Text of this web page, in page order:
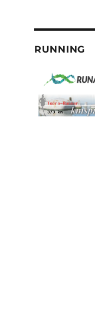
RUNNING